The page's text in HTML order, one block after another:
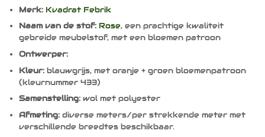
Merk: Kvadrat Febrik
Naam van de stof: Rose, een prachtige kwaliteit
gebreide meubelstof, met een bloemen patroon
Ontwerper:
Kleur: blauwgrijs, met oranje + groen bloemenpatroon
(kleurnummer 433)
Samenstelling:wol met polyester
Afmeting:diverse meters/per strekkende meter met
verschillende breedtes beschikbaar.